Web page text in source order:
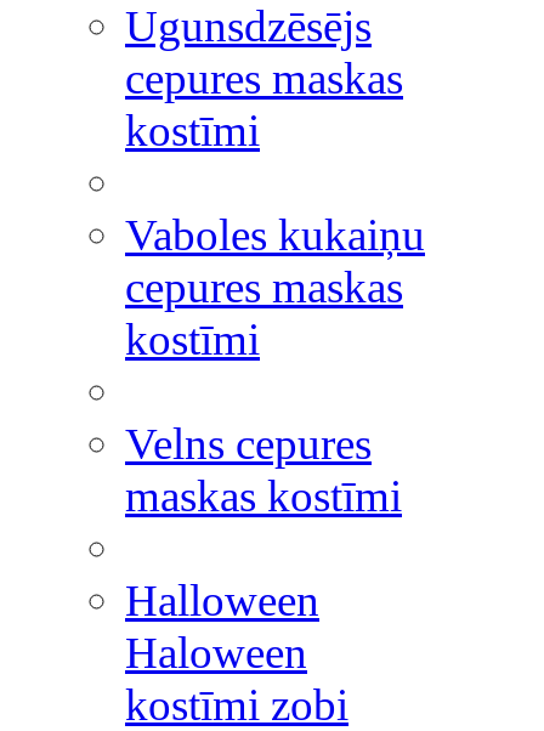
Ugunsdzēsējs
cepures maskas
kostīmi
Vaboles kukaiņu
cepures maskas
kostīmi
Velns cepures
maskas kostīmi
Halloween
Haloween
kostīmi zobi